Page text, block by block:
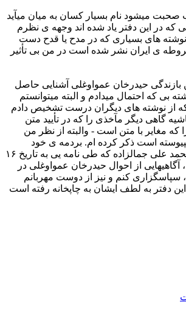
صحبت میشود نام بسیار کسان به میان میآید
که در این دفتر یاد شده اند وجهه ی نظرم
های بسیاری که در مدح یا قدح دست
ی ایران نشر شده است در من بی تأثیر
بازندگی حیدرخان عمواوغلی آشنایی حاصل
بی که احتمال میدادم و البته میتوانستم
از نوشته های دیگران درست تشخیص دادم
گاهی دیگر مآخذی را که در تأیید متن
که مغایر با متن است - والبته از نظر من
است ذکر کرده ام. بردمه ی خود
میدانم از آقای سید محمد علی جمالزاده که طی نامه یی به تاریخ ۱۶
اردیبهشت ماه ۱۳۴۸ ، آگاهیهایی از احوال حیدرخان عمواوغلی در
کنم و نیز از دوست مهربانم
دفتر به لطف ایشان به چاپخانه رفته است